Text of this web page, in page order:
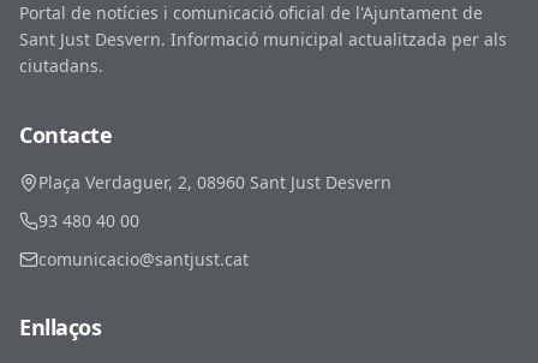
Portal de notícies i comunicació oficial de l'Ajuntament de
Sant Just Desvern. Informació municipal actualitzada per als
ciutadans.
Contacte
Plaça Verdaguer, 2, 08960 Sant Just Desvern
93 480 40 00
comunicacio@santjust.cat
Enllaços